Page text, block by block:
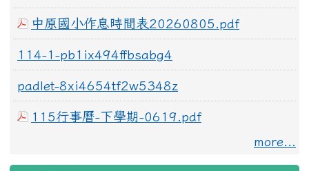
中原國小作息時間表20260805.pdf
114-1-pb1ix494ffbsabg4
padlet-8xi4654tf2w5348z
115行事曆-下學期-0619.pdf
more...